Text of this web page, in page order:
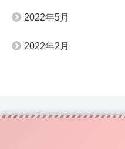
2022年5月
2022年2月